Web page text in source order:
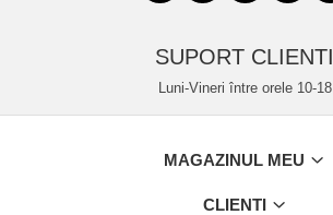
SUPORT CLIENTI
Luni-Vineri între orele 10-18
MAGAZINUL MEU
CLIENTI